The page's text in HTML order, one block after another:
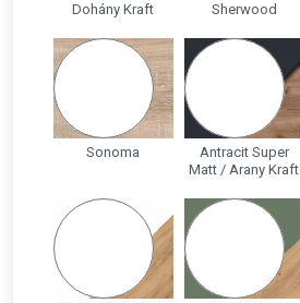
Dohány Kraft Sherwood
Sonoma
Antracit Super
Matt / Arany Kraft